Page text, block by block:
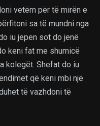
vetëm për të mirën e
sa të mundni nga
iu jepen sot do jenë
keni fat me shumicë
kolegët. Shefat do iu
që keni mbi një
të vazhdoni të